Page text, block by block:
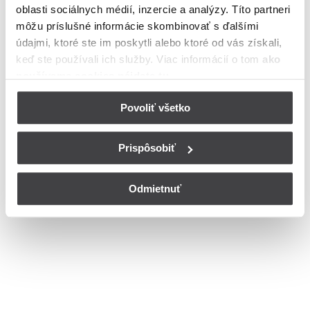
oblasti sociálnych médií, inzercie a analýzy. Títo partneri
môžu príslušné informácie skombinovať s ďalšími
údajmi, ktoré ste im poskytli alebo ktoré od vás získali,
keď ste používali ich služby. Viac informácií o tom ako
Povoliť všetko
Prispôsobiť
Odmietnuť
Zoznam čísiel domov/vchodov na ulici Snežienková
v meste Komárno
Bohužiaľ, nedisponujeme zoznamom dostupných čísiel vchodov na
ulici Snežienková v meste Komárno.
© Copyright 2026 Nastavenia cookies